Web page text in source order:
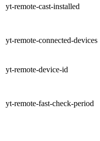
yt-remote-cast-installed
yt-remote-connected-devices
yt-remote-device-id
yt-remote-fast-check-period